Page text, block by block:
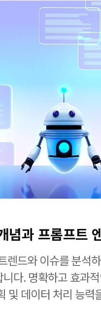
념과 프롬프트
렌드와 이슈를 분석
다. 명확하고 효과
및 데이터 처리 능력